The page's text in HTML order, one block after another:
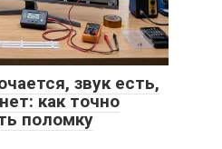
звук есть,
как точно
поломку